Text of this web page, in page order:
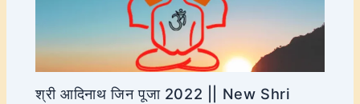
श्री आदिनाथ जिन पूजा 2022 || New Shri